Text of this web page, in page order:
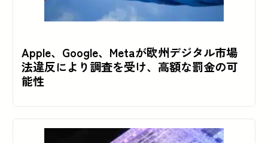
Apple、Google、Metaが欧州デジタル市場
法違反により調査を受け、高額な罰金の可
能性